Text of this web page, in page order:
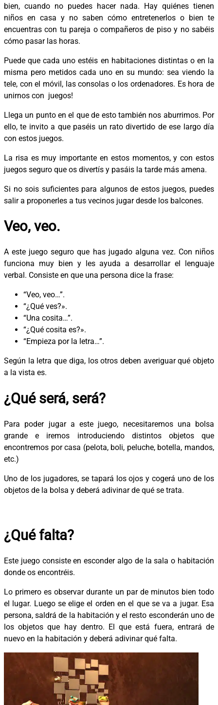
bien, cuando no puedes hacer nada. Hay quiénes tienen
niños en casa y no saben cómo entretenerlos o bien te
encuentras con tu pareja o compañeros de piso y no sabéis
cómo pasar las horas.
Puede que cada uno estéis en habitaciones distintas o en la
misma pero metidos cada uno en su mundo: sea viendo la
tele, con el móvil, las consolas o los ordenadores. Es hora de
unirnos con juegos!
Llega un punto en el que de esto también nos aburrimos. Por
ello, te invito a que paséis un rato divertido de ese largo día
con estos juegos.
La risa es muy importante en estos momentos, y con estos
juegos seguro que os divertís y pasáis la tarde más amena.
Si no sois suficientes para algunos de estos juegos, puedes
salir a proponerles a tus vecinos jugar desde los balcones.
Veo, veo.
A este juego seguro que has jugado alguna vez. Con niños
funciona muy bien y les ayuda a desarrollar el lenguaje
verbal. Consiste en que una persona dice la frase:
“Veo, veo…”.
“¿Qué ves?».
“Una cosita…”.
“¿Qué cosita es?».
“Empieza por la letra…”.
Según la letra que diga, los otros deben averiguar qué objeto
a la vista es.
¿Qué será, será?
Para poder jugar a este juego, necesitaremos una bolsa
grande e iremos introduciendo distintos objetos que
encontremos por casa (pelota, boli, peluche, botella, mandos,
etc.)
Uno de los jugadores, se tapará los ojos y cogerá uno de los
objetos de la bolsa y deberá adivinar de qué se trata.
¿Qué falta?
Este juego consiste en esconder algo de la sala o habitación
donde os encontréis.
Lo primero es observar durante un par de minutos bien todo
el lugar. Luego se elige el orden en el que se va a jugar. Esa
persona, saldrá de la habitación y el resto esconderán uno de
los objetos que hay dentro. El que está fuera, entrará de
nuevo en la habitación y deberá adivinar qué falta.